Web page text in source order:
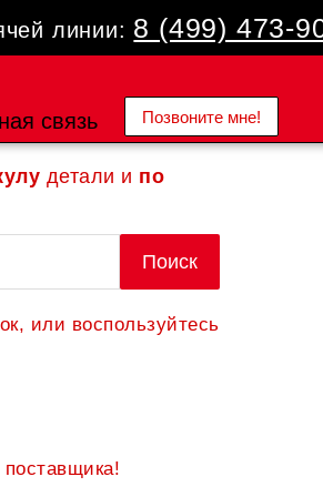
линии: 8 (499) 473-
связь Позвоните мне!
детали и по
Поиск
или воспользуйтесь